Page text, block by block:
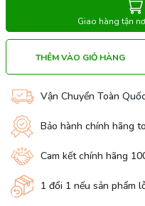
Giao hàng tận
THÊM VÀO GIỎ HÀNG
Vận Chuyển Toàn
Bảo hành chính hãng
Cam kết chính hãng
1 đổi 1 nếu sản phẩm